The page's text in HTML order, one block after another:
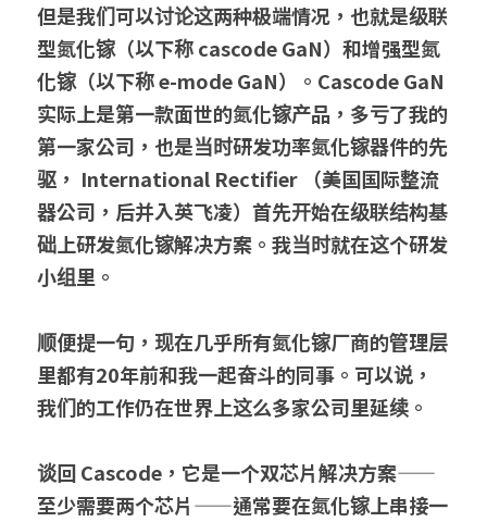
但是我们可以讨论这两种极端情况，也就是级联
型氮化镓（以下称 cascode GaN）和增强型氮
化镓（以下称 e-mode GaN）。Cascode GaN
实际上是第一款面世的氮化镓产品，多亏了我的
第一家公司，也是当时研发功率氮化镓器件的先
驱， International Rectifier （美国国际整流
器公司，后并入英飞凌）首先开始在级联结构基
础上研发氮化镓解决方案。我当时就在这个研发
小组里。
顺便提一句，现在几乎所有氮化镓厂商的管理层
里都有20年前和我一起奋斗的同事。可以说，
我们的工作仍在世界上这么多家公司里延续。
谈回 Cascode，它是一个双芯片解决方案——
至少需要两个芯片——通常要在氮化镓上串接一